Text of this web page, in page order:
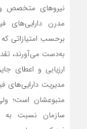
نیروهای متخصص
مدرن دارایی‌های
برحسب امتیازاتی
به‌دست می‌آورند،
ارزیابی و اعطای
مدیریت دارایی‌های
متبوعشان است؛
سازمان نسبت به